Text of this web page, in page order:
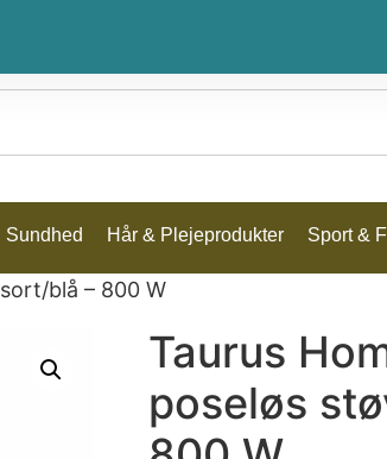
Sundhed Hår & Plejeprodukter Sport &
blå – 800 W
Taurus
poseløs